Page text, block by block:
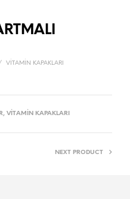
VITAMIN KAPAKLARI
, VITAMIN KAPAKLARI
NEXT PRODUCT